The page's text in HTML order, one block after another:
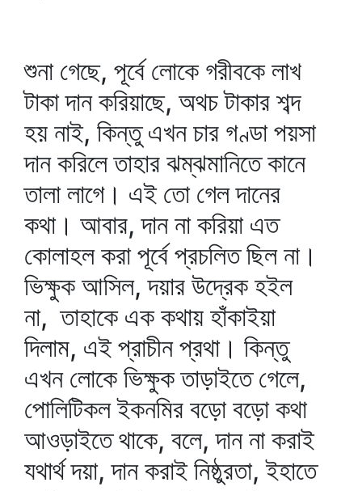
শুনা গেছে, পূর্বে লোকে গরীবকে লাখ
টাকা দান করিয়াছে, অথচ টাকার শব্দ
হয় নাই, কিন্তু এখন চার গণ্ডা পয়সা
দান করিলে তাহার ঝম্‌ঝমানিতে কানে
তালা লাগে। এই তো গেল দানের
কথা। আবার, দান না করিয়া এত
কোলাহল করা পূর্বে প্রচলিত ছিল না।
ভিক্ষুক আসিল, দয়ার উদ্রেক হইল
না, তাহাকে এক কথায় হাঁকাইয়া
দিলাম, এই প্রাচীন প্রথা। কিন্তু
এখন লোকে ভিক্ষুক তাড়াইতে গেলে,
পোলিটিকল ইকনমির বড়ো বড়ো কথা
আওড়াইতে থাকে, বলে, দান না করাই
যথার্থ দয়া, দান করাই নিষ্ঠুরতা, ইহাতে